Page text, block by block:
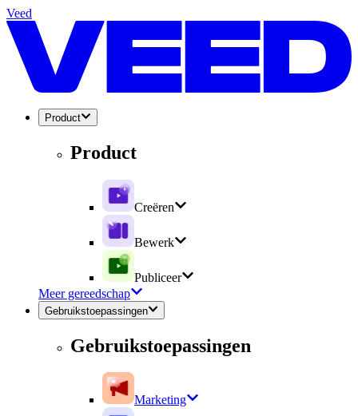
Veed
Product
Product
Creëren
Bewerk
Publiceer
Meer gereedschap
Gebruikstoepassingen
Gebruikstoepassingen
Marketing